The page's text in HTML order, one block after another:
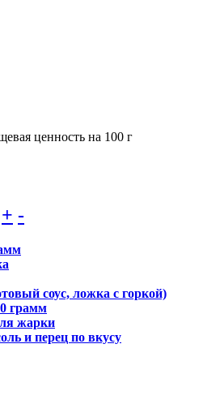
ценность на 100 г
+ -
соус, ложка с горкой)
грамм
жарки
и перец по вкусу